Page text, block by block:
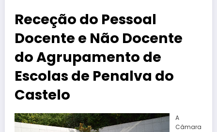
Receção do Pessoal
Docente e Não Docente
do Agrupamento de
Escolas de Penalva do
Castelo
A
Câmara